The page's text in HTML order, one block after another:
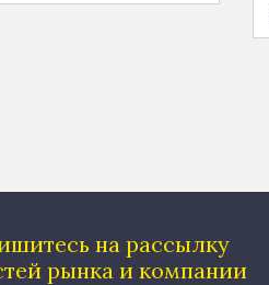
на рассылку
рынка и компании